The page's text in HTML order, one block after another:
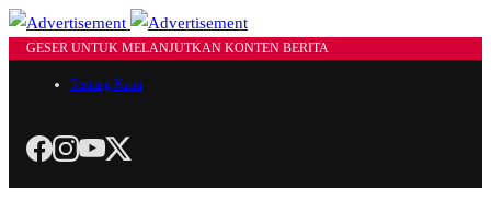
GESER UNTUK MELANJUTKAN KONTEN BERITA
Tentang Kami